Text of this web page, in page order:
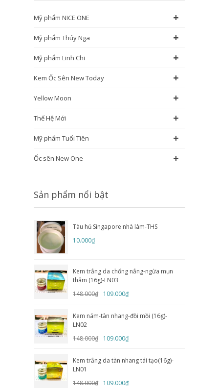
Mỹ phẩm NICE ONE +
Mỹ phẩm Thúy Nga +
Mỹ phẩm Linh Chi +
Kem Ốc Sên New Today +
Yellow Moon +
Thế Hệ Mới +
Mỹ phẩm Tuổi Tiên +
Ốc sên New One +
Sản phẩm nổi bật
Tàu hủ Singapore nhà làm-THS
10.000₫
Kem trắng da chống nắng-ngừa mụn
thâm (16g)-LN03
148.000₫
109.000₫
Kem nám-tàn nhang-đồi mồi (16g)-
LN02
148.000₫
109.000₫
Kem trắng da tàn nhang tái tạo(16g)-
LN01
148.000₫
109.000₫